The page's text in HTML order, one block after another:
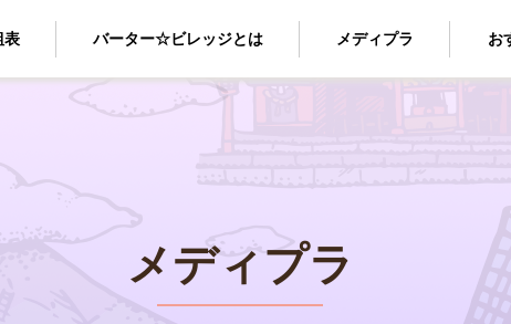
表 バーター☆ビレッジとは メディプラ お
メディプラ